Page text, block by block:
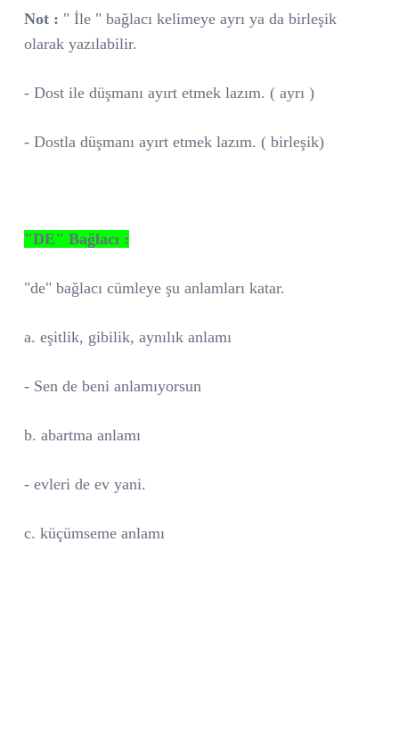
Not : " İle " bağlacı kelimeye ayrı ya da birleşik
olarak yazılabilir.
- Dost ile düşmanı ayırt etmek lazım. ( ayrı )
- Dostla düşmanı ayırt etmek lazım. ( birleşik)
"DE" Bağlacı :
"de" bağlacı cümleye şu anlamları katar.
a. eşitlik, gibilik, aynılık anlamı
- Sen de beni anlamıyorsun
b. abartma anlamı
- evleri de ev yani.
c. küçümseme anlamı